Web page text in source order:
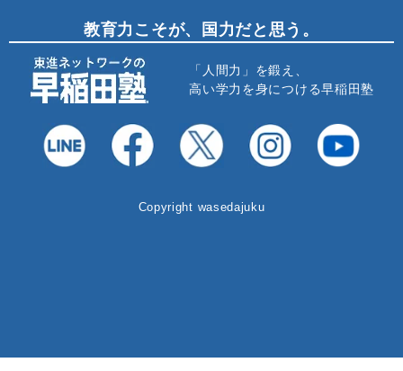
教育力こそが、国力だと思う。
「人間力」を鍛え、
高い学力を身につける早稲田塾
Copyright wasedajuku